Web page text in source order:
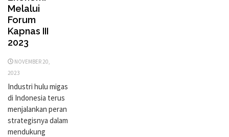
Melalui
Forum
Kapnas III
2023
NOVEMBER 20,
2023
Industri hulu migas
di Indonesia terus
menjalankan peran
strategisnya dalam
mendukung